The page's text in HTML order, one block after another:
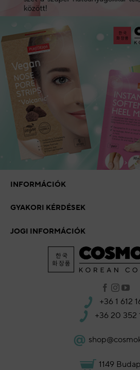
INFORMÁCIÓK
GYAKORI KÉRDÉSEK
JOGI INFORMÁCIÓK
+36 1 612
+36 20 352
1149